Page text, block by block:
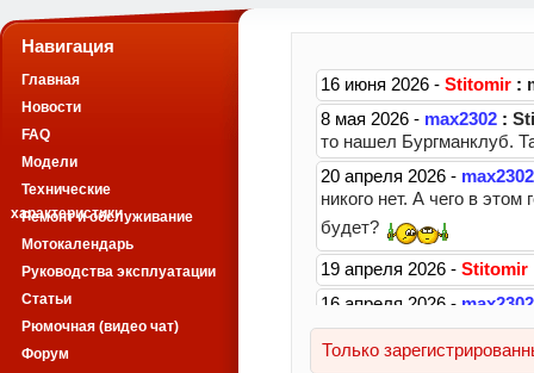
Навигация
Главная
Новости
FAQ
Модели
Технические
характеристики
Ремонт и обслуживание
Мотокалендарь
Руководства эксплуатации
Статьи
Рюмочная (видео чат)
Форум